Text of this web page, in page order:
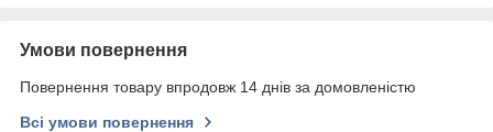
Умови повернення
Повернення товару впродовж 14 днів за домовленістю
Всі умови повернення